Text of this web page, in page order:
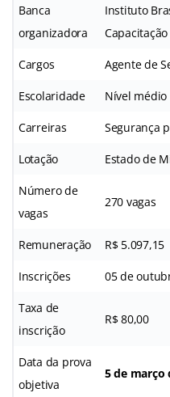
Banca
organizadora
Instituto
Capacitação
Cargos Agente de
Escolaridade Nível médio
Carreiras Segurança
Lotação Estado de
Número de
vagas
270 vagas
Remuneração R$ 5.097,15
Inscrições 05 de
Taxa de
inscrição
R$ 80,00
Data da prova
objetiva
5 de março